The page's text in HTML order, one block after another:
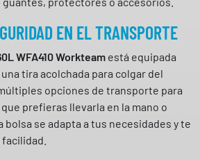
EN EL TRANSPORTE
WFA410 Workteam está equipada
tira acolchada para colgar del
opciones de transporte para
prefieras llevarla en la mano o
bolsa se adapta a tus necesidades y te